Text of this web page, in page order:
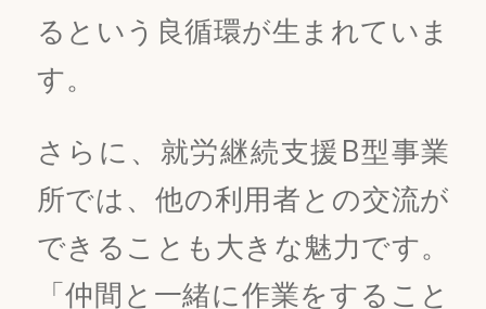
るという良循環が生まれていま
す。
さらに、就労継続支援B型事業
所では、他の利用者との交流が
できることも大きな魅力です。
「仲間と一緒に作業をすること